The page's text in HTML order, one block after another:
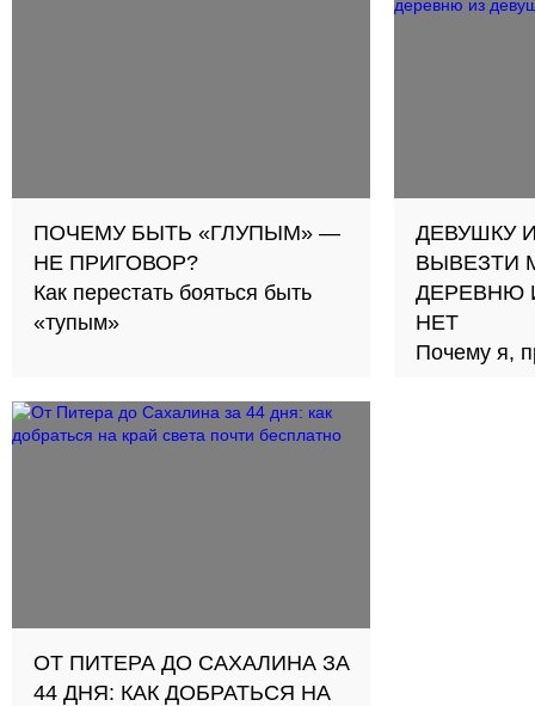
ПОЧЕМУ БЫТЬ «ГЛУПЫМ» —
НЕ ПРИГОВОР?
Как перестать бояться быть
«тупым»
ДЕВУШКУ
ВЫВЕЗТИ
ДЕРЕВНЮ
НЕТ
Почему я,
ОТ ПИТЕРА ДО САХАЛИНА ЗА
44 ДНЯ: КАК ДОБРАТЬСЯ НА